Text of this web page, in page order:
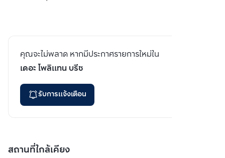
คุณจะไม่พลาด หากมีประกาศรายการใหม่ใน
เดอะ โพลิแทน บรีซ
รับการแจ้งเตือน
สถานที่ใกล้เคียง